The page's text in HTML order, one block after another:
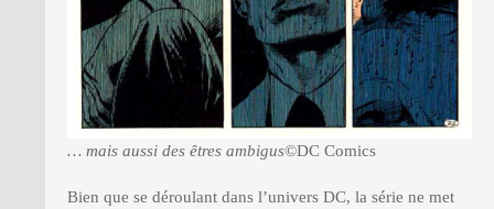
… mais aussi des êtres ambigus©DC Comics
Bien que se déroulant dans l’univers DC, la série ne met